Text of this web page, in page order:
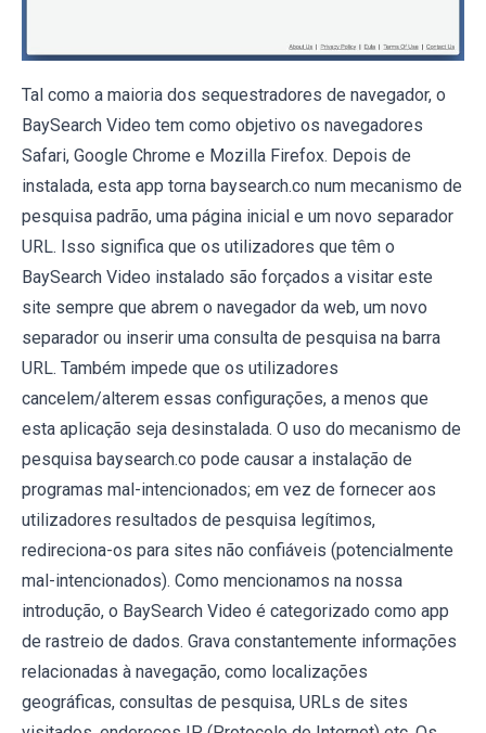
Tal como a maioria dos sequestradores de navegador, o
BaySearch Video tem como objetivo os navegadores
Safari, Google Chrome e Mozilla Firefox. Depois de
instalada, esta app torna baysearch.co num mecanismo de
pesquisa padrão, uma página inicial e um novo separador
URL. Isso significa que os utilizadores que têm o
BaySearch Video instalado são forçados a visitar este
site sempre que abrem o navegador da web, um novo
separador ou inserir uma consulta de pesquisa na barra
URL. Também impede que os utilizadores
cancelem/alterem essas configurações, a menos que
esta aplicação seja desinstalada. O uso do mecanismo de
pesquisa baysearch.co pode causar a instalação de
programas mal-intencionados; em vez de fornecer aos
utilizadores resultados de pesquisa legítimos,
redireciona-os para sites não confiáveis (potencialmente
mal-intencionados). Como mencionamos na nossa
introdução, o BaySearch Video é categorizado como app
de rastreio de dados. Grava constantemente informações
relacionadas à navegação, como localizações
geográficas, consultas de pesquisa, URLs de sites